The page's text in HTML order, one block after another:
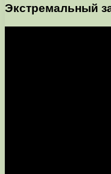
Экстремальный